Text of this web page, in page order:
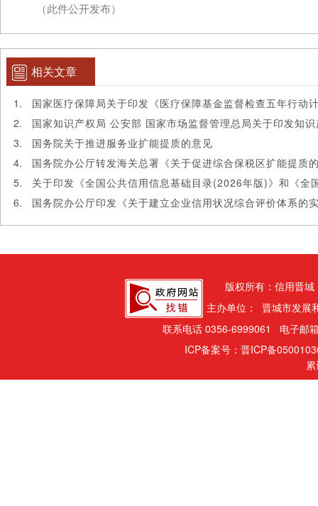
（此件公开发布）
相关文章
国务院关于推进服务业扩能提质的意见
国务院办公厅转发海关总署《关于促进综合保税区扩能提质
国务院办公厅印发《关于建立企业信用状况综合评价体系的
版权所有：信用晋
主办单位： 晋城市发展
联系电话 0356-6999061 电子邮
ICP备案号：晋ICP备